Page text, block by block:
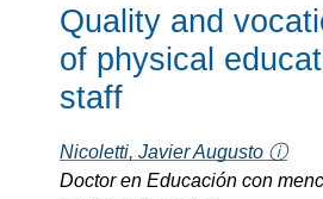
Quality and
of physical
staff
Nicoletti, Javier Augusto ⓘ
Doctor en Educación con